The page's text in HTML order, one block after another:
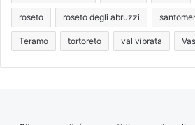
roseto roseto degli abruzzi
Teramo tortoreto val vibrata